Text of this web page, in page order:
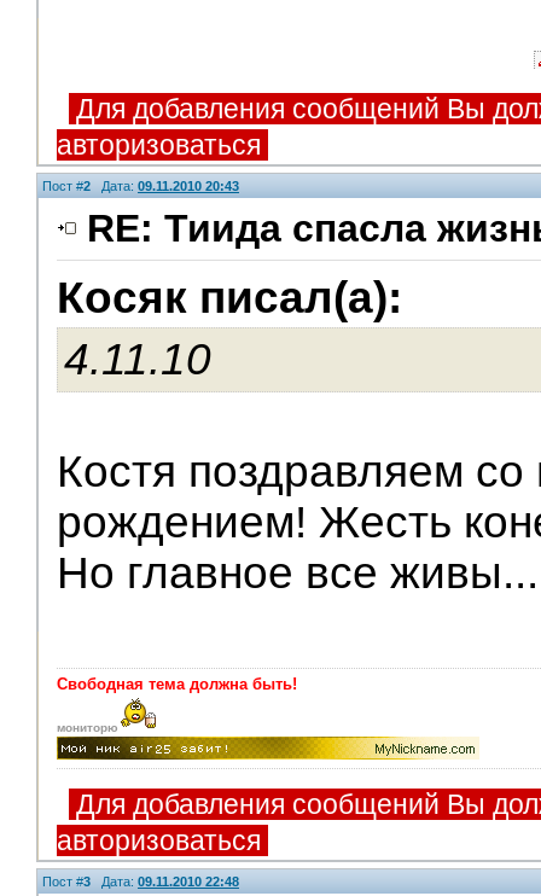
Для добавления сообщений Вы
авторизоваться
Пост #2 Дата: 09.11.2010 20:43
RE: Тиида спасла
Косяк писал(а):
4.11.10
Костя поздравляем
рождением! Жесть
Но главное все
V.I.P.
Свободная тема должна быть!
мониторю
Для добавления сообщений Вы
авторизоваться
Пост #3 Дата: 09.11.2010 22:48